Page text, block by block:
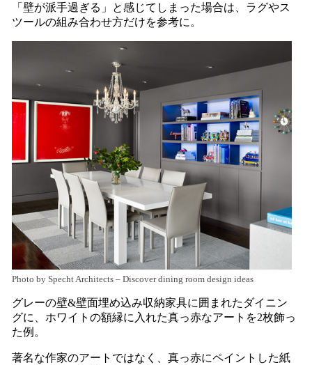
「壁が派手過ぎる」と感じてしまった場合は、ラグやス
ツールの組み合わせ方だけを参考に。
Photo by Specht Architects– Discover dining room design ideas
グレーの壁&壁面埋め込み収納家具に囲まれたダイニン
グに、ホワイトの額縁に入れた真っ赤なアートを2枚飾っ
た例。
著名な作家のアートではなく、真っ赤にペイントした紙